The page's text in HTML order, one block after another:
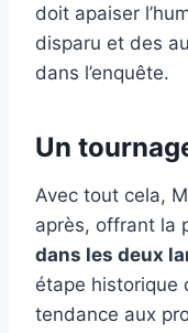
doit apaiser
disparu et des
dans l’enquête.
Un
Avec tout cela,
après, offrant la
dans les deux
étape historique
tendance aux